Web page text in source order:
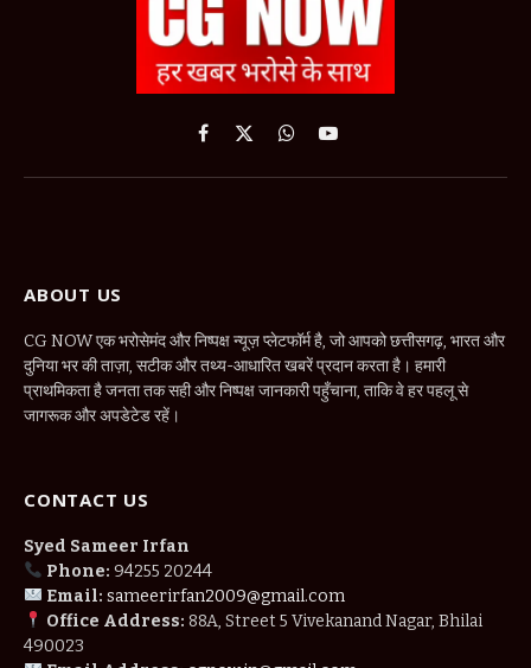
Facebook
X
WhatsApp
YouTube
ABOUT US
CG NOW एक भरोसेमंद और निष्पक्ष न्यूज़ प्लेटफॉर्म है, जो आपको छत्तीसगढ़, भारत और
दुनिया भर की ताज़ा, सटीक और तथ्य-आधारित खबरें प्रदान करता है। हमारी
प्राथमिकता है जनता तक सही और निष्पक्ष जानकारी पहुँचाना, ताकि वे हर पहलू से
जागरूक और अपडेटेड रहें।
CONTACT US
Syed Sameer Irfan
Phone: 94255 20244
Email: sameerirfan2009@gmail.com
Office Address: 88A, Street 5 Vivekanand Nagar, Bhilai
490023